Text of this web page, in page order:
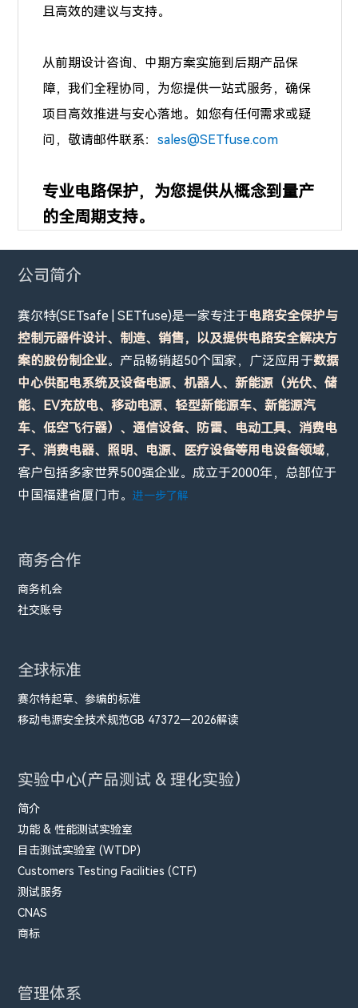
且高效的建议与支持。
从前期设计咨询、中期方案实施到后期产品保
障，我们全程协同，为您提供一站式服务，确保
项目高效推进与安心落地。如您有任何需求或疑
问，敬请邮件联系：sales@SETfuse.com
专业电路保护，为您提供从概念到量产
的全周期支持。
公司简介
赛尔特(SETsafe | SETfuse)是一家专注于电路安全保护与
控制元器件设计、制造、销售，以及提供电路安全解决方
案的股份制企业。产品畅销超50个国家，广泛应用于数据
中心供配电系统及设备电源、机器人、新能源（光伏、储
能、EV充放电、移动电源、轻型新能源车、新能源汽
车、低空飞行器）、通信设备、防雷、电动工具、消费电
子、消费电器、照明、电源、医疗设备等用电设备领域，
客户包括多家世界500强企业。成立于2000年，总部位于
中国福建省厦门市。进一步了解
商务合作
商务机会
社交账号
全球标准
赛尔特起草、参编的标准
移动电源安全技术规范GB 47372—2026解读
实验中心(产品测试 & 理化实验）
简介
功能 & 性能测试实验室
目击测试实验室 (WTDP)
Customers Testing Facilities (CTF)
测试服务
CNAS
商标
管理体系